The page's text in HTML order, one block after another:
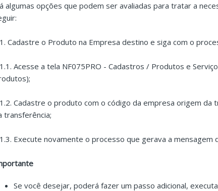
algumas opções que podem ser avaliadas para tratar a
Cadastre o Produto na Empresa destino e siga com o
Acesse a tela NF075PRO - Cadastros / Produtos e
Cadastre o produto com o código da empresa origem da
transferência;
Execute novamente o processo que gerava a mensagem
Se você desejar, poderá fazer um passo adicional,